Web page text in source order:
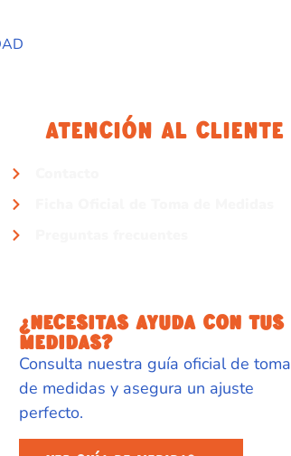
Atención Al Cliente
¿NECESITAS AYUDA CON TUS
MEDIDAS?
Consulta nuestra guía oficial de toma
de medidas y asegura un ajuste
perfecto.